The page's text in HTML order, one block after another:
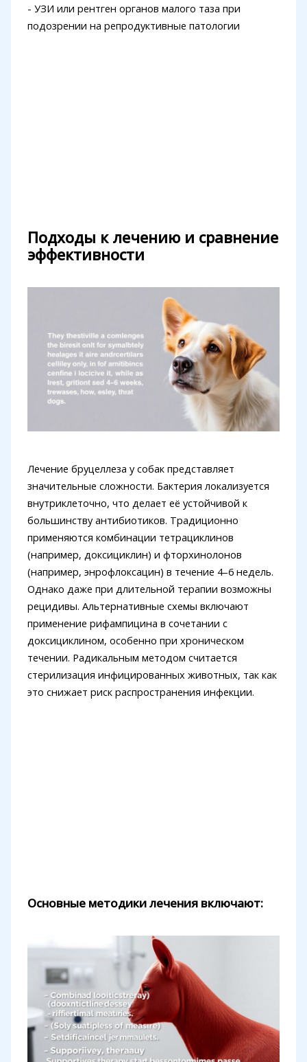
- УЗИ или рентген органов малого таза при
подозрении на репродуктивные патологии
Подходы к лечению и сравнение
эффективности
Лечение бруцеллеза у собак представляет
значительные сложности. Бактерия локализуется
внутриклеточно, что делает её устойчивой к
большинству антибиотиков. Традиционно
применяются комбинации тетрациклинов
(например, доксициклин) и фторхинолонов
(например, энрофлоксацин) в течение 4–6 недель.
Однако даже при длительной терапии возможны
рецидивы. Альтернативные схемы включают
применение рифампицина в сочетании с
доксициклином, особенно при хроническом
течении. Радикальным методом считается
стерилизация инфицированных животных, так как
это снижает риск распространения инфекции.
Основные методики лечения включают: